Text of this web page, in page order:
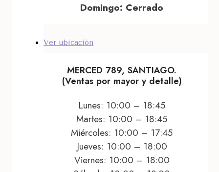
Domingo: Cerrado
Ver ubicación
MERCED 789, SANTIAGO.
(Ventas por mayor y detalle)
Lunes: 10:00 – 18:45
Martes: 10:00 – 18:45
Miércoles: 10:00 – 17:45
Jueves: 10:00 – 18:00
Viernes: 10:00 – 18:00